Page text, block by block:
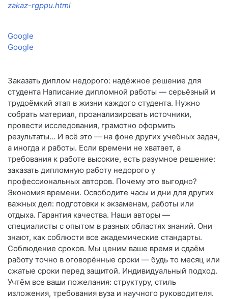
zakaz-rgppu.html
Google
Google
Заказать диплом недорого: надёжное решение для
студента Написание дипломной работы — серьёзный и
трудоёмкий этап в жизни каждого студента. Нужно
собрать материал, проанализировать источники,
провести исследования, грамотно оформить
результаты… И всё это — на фоне других учебных задач,
а иногда и работы. Если времени не хватает, а
требования к работе высокие, есть разумное решение:
заказать дипломную работу недорого у
профессиональных авторов. Почему это выгодно?
Экономия времени. Освободите часы и дни для других
важных дел: подготовки к экзаменам, работы или
отдыха. Гарантия качества. Наши авторы —
специалисты с опытом в разных областях знаний. Они
знают, как соблюсти все академические стандарты.
Соблюдение сроков. Мы ценим ваше время и сдаём
работу точно в оговорённые сроки — будь то месяц или
сжатые сроки перед защитой. Индивидуальный подход.
Учтём все ваши пожелания: структуру, стиль
изложения, требования вуза и научного руководителя.